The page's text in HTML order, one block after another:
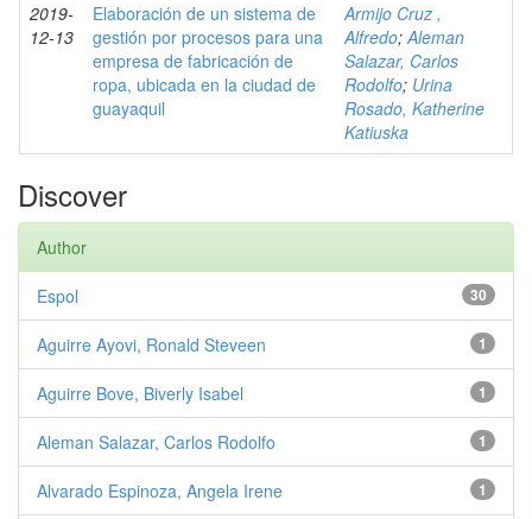
2019-
12-13
Elaboración de un sistema de
gestión por procesos para una
empresa de fabricación de
ropa, ubicada en la ciudad de
guayaquil
Armijo Cruz ,
Alfredo;Aleman
Salazar, Carlos
Rodolfo; Urina
Rosado, Katherine
Katiuska
Discover
Author
30
Espol
1
Aguirre Ayovi, Ronald Steveen
1
Aguirre Bove, Biverly Isabel
1
Aleman Salazar, Carlos Rodolfo
1
Alvarado Espinoza, Angela Irene